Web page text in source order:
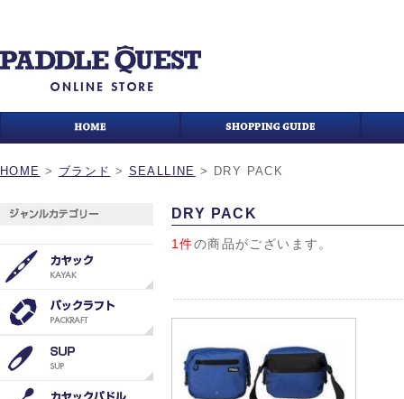
HOME > ブランド > SEALLINE > DRY PACK
DRY PACK
1件の商品がございます。